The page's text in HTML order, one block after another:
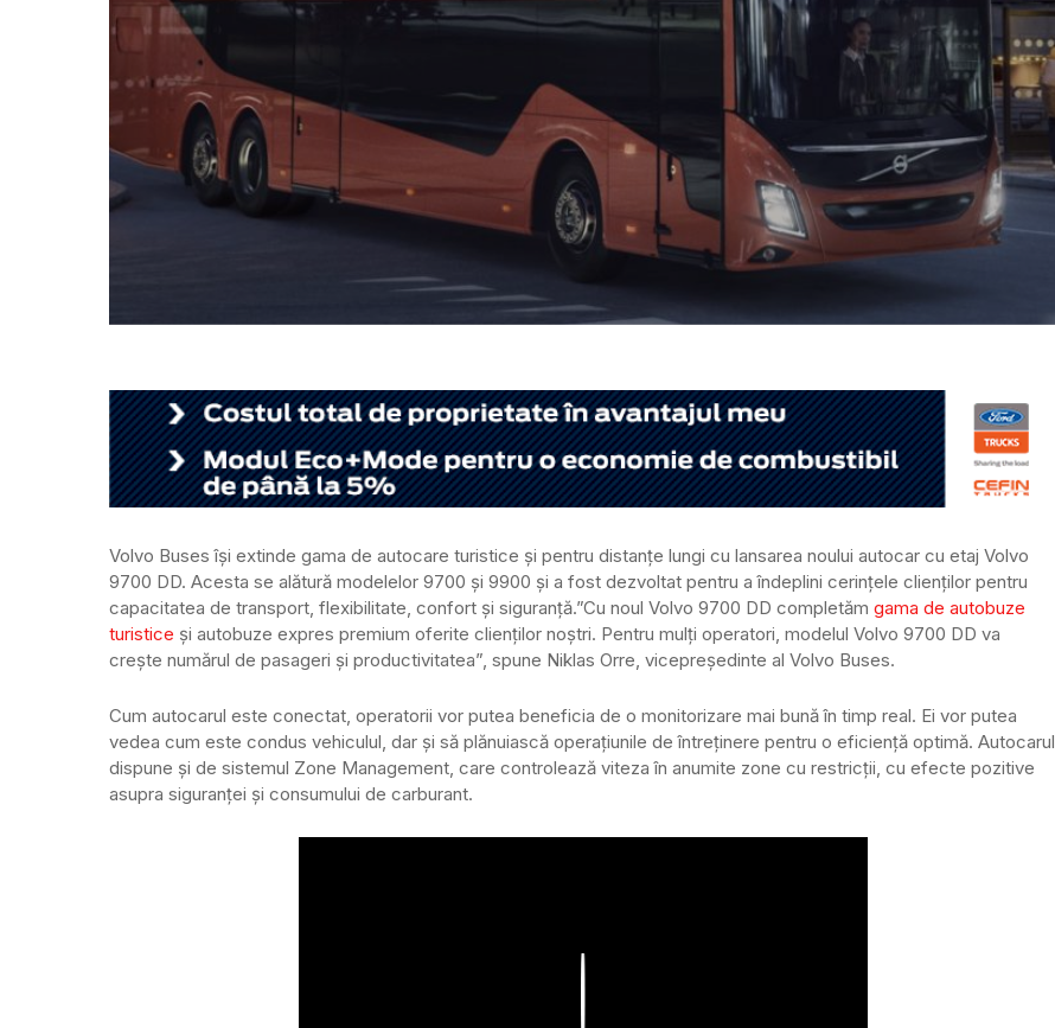
Volvo Buses își extinde gama de autocare turistice și pentru distanțe lungi cu lansarea noului autocar cu etaj Volvo
9700 DD. Acesta se alătură modelelor 9700 și 9900 și a fost dezvoltat pentru a îndeplini cerințele clienților pentru
capacitatea de transport, flexibilitate, confort și siguranță.”Cu noul Volvo 9700 DD completăm gama de autobuze
turistice și autobuze expres premium oferite clienților noștri. Pentru mulți operatori, modelul Volvo 9700 DD va
crește numărul de pasageri și productivitatea”, spune Niklas Orre, vicepreședinte al Volvo Buses.
Cum autocarul este conectat, operatorii vor putea beneficia de o monitorizare mai bună în timp real. Ei vor putea
vedea cum este condus vehiculul, dar și să plănuiască operațiunile de întreținere pentru o eficiență optimă. Autocarul
dispune și de sistemul Zone Management, care controlează viteza în anumite zone cu restricții, cu efecte pozitive
asupra siguranței și consumului de carburant.